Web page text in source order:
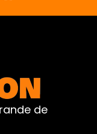
de